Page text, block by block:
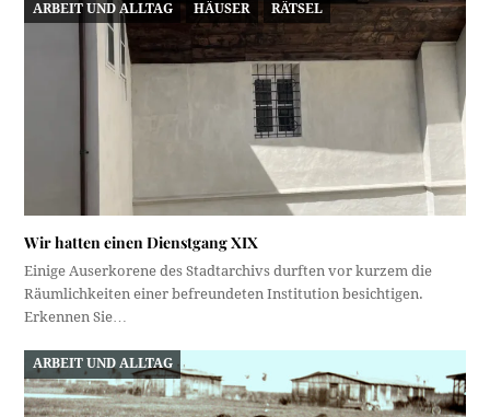
ARBEIT UND ALLTAG HÄUSER RÄTSEL
Wir hatten einen Dienstgang XIX
Einige Auserkorene des Stadtarchivs durften vor kurzem die
Räumlichkeiten einer befreundeten Institution besichtigen.
Erkennen Sie…
ARBEIT UND ALLTAG